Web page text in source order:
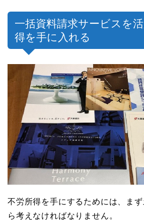
一括資料請求サービスを
得を手に入れる
不労所得を手にするためには、ま
ら考えなければなりません。